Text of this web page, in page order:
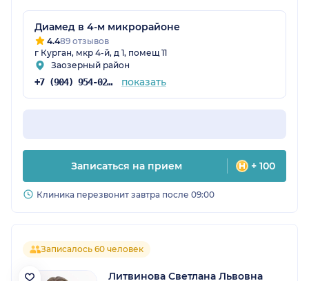
Диамед в 4-м микрорайоне
4.489 отзывов
г Курган, мкр 4-й, д 1, помещ 11
Заозерный район
+7 (904) 954-02-14 показать
Записаться на прием + 100
Клиника перезвонит завтра после 09:00
Записалось 60 человек
Литвинова Светлана Львовна